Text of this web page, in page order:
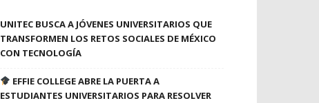
UNITEC BUSCA A JÓVENES UNIVERSITARIOS QUE
TRANSFORMEN LOS RETOS SOCIALES DE MÉXICO
CON TECNOLOGÍA
EFFIE COLLEGE ABRE LA PUERTA A
ESTUDIANTES UNIVERSITARIOS PARA RESOLVER